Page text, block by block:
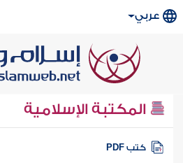
عربي
المكتبة الإسلامية